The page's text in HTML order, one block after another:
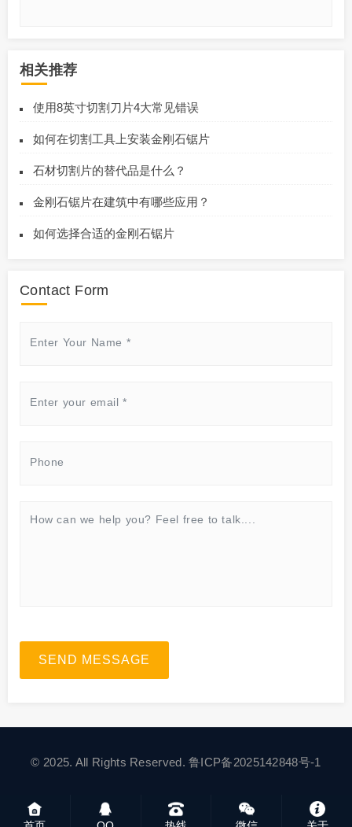
相关推荐
使用8英寸切割刀片4大常见错误
如何在切割工具上安装金刚石锯片
石材切割片的替代品是什么？
金刚石锯片在建筑中有哪些应用？
如何选择合适的金刚石锯片
Contact Form
SEND MESSAGE
© 2025. All Rights Reserved.鲁ICP备2025142848号-1